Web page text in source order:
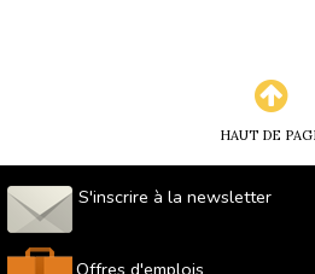
HAUT DE
S'inscrire à la newsletter